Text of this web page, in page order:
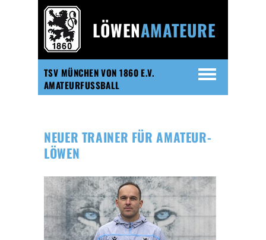
TSV MÜNCHEN VON 1860 E.V.
AMATEURFUSSBALL
LÖWENAMATEURE
NEUER TRAINER FÜR AMATEUR-
LÖWEN